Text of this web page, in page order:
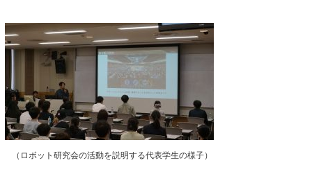
（ロボット研究会の活動を説明する代表学生の様子）